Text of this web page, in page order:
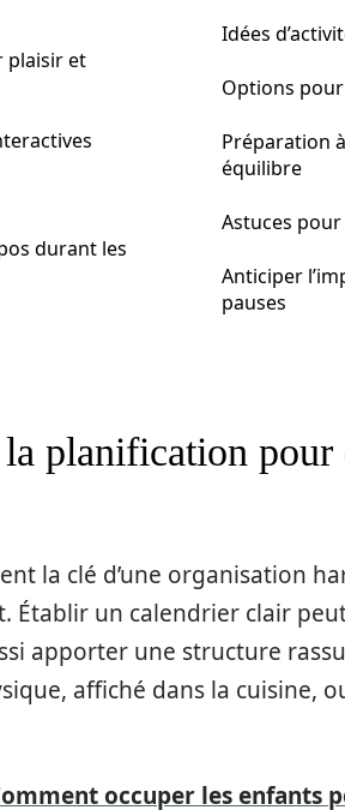
plaisir et
durant les
Idées
Options
Préparation à
équilibre
Astuces
Anticiper
pauses
planification pour
la clé d’une organisation
Établir un calendrier clair
apporter une structure
affiché dans la cuisine,
occuper les enfants